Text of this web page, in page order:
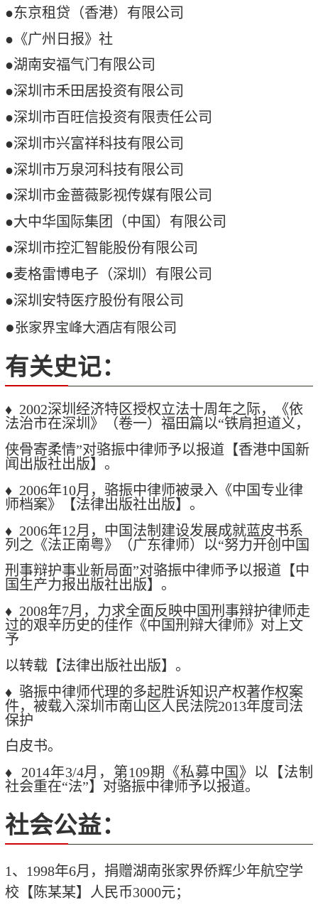
●东京租贷（香港）有限公司
●《广州日报》社
●湖南安福气门有限公司
●深圳市禾田居投资有限公司
●深圳市百旺信投资有限责任公司
●深圳市兴富祥科技有限公司
●深圳市万泉河科技有限公司
●深圳市金蔷薇影视传媒有限公司
●大中华国际集团
（中国）有限公司
●深圳市控汇智能股份有限公司
●麦格雷博电子（深圳）有限公司
●深圳安特医疗股份有限公司
●张家界宝峰大酒店有限公司
有关史记：
♦ 2002深圳经济特区授权立法十周年之际，《依
法治市在深圳》（卷一）福田篇以“铁肩担道义，
侠骨寄柔情”对骆振中律师予以报道【香港中国新
闻出版社出版】。
♦ 2006年10月，骆振中律师被录入《中国专业律
师档案》【法律出版社出版】。
♦ 2006年12月，中国法制建设发展成就蓝皮书系
列之《法正南粤》（广东律师）以“努力开创中国
刑事辩护事业新局面”对骆振中律师予以报道【中
国生产力报出版社出版】。
♦ 2008年7月，力求全面反映中国刑事辩护律师走
过的艰辛历史的佳作《中国刑辩大律师》对上文
予
以转载【法律出版社出版】。
♦ 骆振中律师代理的多起胜诉知识产权著作权案
件，被载入深圳市南山区人民法院2013年度司法
保护
白皮书。
♦ 2014年3/4月，第109期《私募中国》以【法制
社会重在“法”】对骆振中律师予以报道。
社会公益：
1、 1998年6月，捐赠湖南张家界侨辉少年航空学
校【陈某某】人民币3000元；